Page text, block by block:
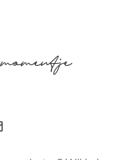
momentje